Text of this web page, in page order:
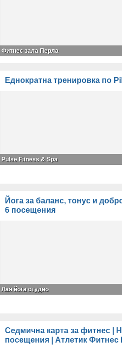
Фитнес зала Перла
Еднократна тренировка по
Pulse Fitness & Spa
Йога за баланс, тонус и
6 посещения
Лая йога студио
Седмична карта за фитнес |
посещения | Атлетик